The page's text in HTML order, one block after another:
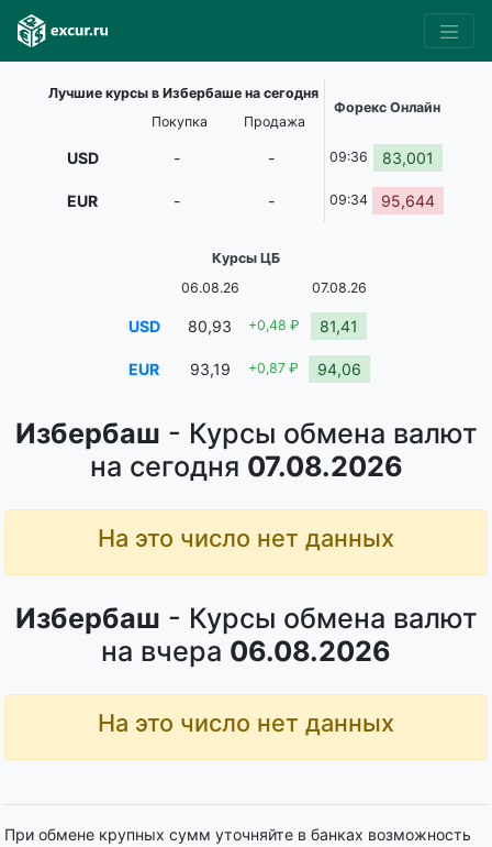
Избербаш - Курсы обмена валют
на сегодня 07.08.2026
На это число нет данных
Избербаш - Курсы обмена валют
на вчера 06.08.2026
На это число нет данных
При обмене крупных сумм уточняйте в банках возможность
Лучшие курсы в Избербаше на сегодня
Форекс Онлайн
Покупка
Продажа
USD - - 09:36 83,001
EUR - - 09:34 95,644
Курсы ЦБ
06.08.26
07.08.26
USD 80,93 +0,48 ₽ 81,41
EUR 93,19 +0,87 ₽ 94,06